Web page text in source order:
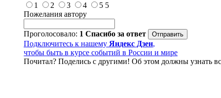
1
2 3 4 5 5
Пожелания автору
Проголосовало: 1 Спасибо за ответ
Подключитесь к нашему Яндекс Дзен,
чтобы быть в курсе событий в России и мире
Почитал? Поделись с другими! Об этом должны узнать